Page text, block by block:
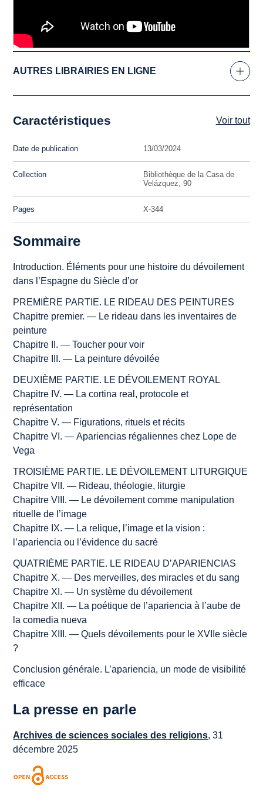
AUTRES LIBRAIRIES EN LIGNE
Caractéristiques Voir tout
Date de publication 13/03/2024
Collection
Bibliothèque de la Casa de
Velázquez, 90
Pages X-344
Sommaire
Introduction. Éléments pour une histoire du dévoilement
dans l’Espagne du Siècle d’or
PREMIÈRE PARTIE. LE RIDEAU DES PEINTURES
Chapitre premier. — Le rideau dans les inventaires de
peinture
Chapitre II. — Toucher pour voir
Chapitre III. — La peinture dévoilée
DEUXIÈME PARTIE. LE DÉVOILEMENT ROYAL
Chapitre IV. — Lacortina real , protocole et
représentation
Chapitre V. — Figurations, rituels et récits
Chapitre VI. —Apariencias régaliennes chez Lope de
Vega
TROISIÈME PARTIE. LE DÉVOILEMENT LITURGIQUE
Chapitre VII. — Rideau, théologie, liturgie
Chapitre VIII. — Le dévoilement comme manipulation
rituelle de l’image
Chapitre IX. — La relique, l’image et la vision :
l’apariencia ou l’évidence du sacré
QUATRIÈME PARTIE. LE RIDEAU D’APARIENCIAS
Chapitre X. — Des merveilles, des miracles et du sang
Chapitre XI. — Un système du dévoilement
Chapitre XII. — La poétique de l’apariencia à l’aube de
lacomedia nueva
Chapitre XIII. — Quels dévoilements pour le XVIIe siècle
?
Conclusion générale. L’apariencia, un mode de visibilité
efficace
La presse en parle
Archives de sciences sociales des religions, 31
décembre 2025